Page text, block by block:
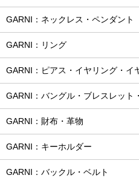
GARNI：ネックレス・ペンダント
GARNI：リング
GARNI：ピアス・イヤリング・イ
GARNI：バングル・ブレスレット
GARNI：財布・革物
GARNI：キーホルダー
GARNI：バックル・ベルト